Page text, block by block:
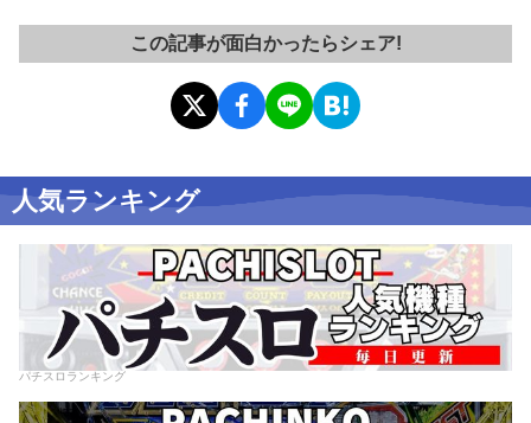
この記事が面白かったらシェア!
人気ランキング
パチスロランキング